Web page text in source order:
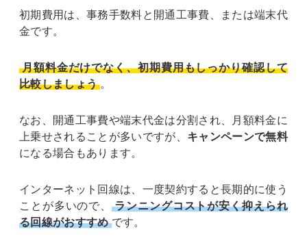
初期費用は、事務手数料と開通工事費、または端末代
金です。
月額料金だけでなく、初期費用もしっかり確認して
比較しましょう 。
なお、開通工事費や端末代金は分割され、月額料金に
上乗せされることが多いですが、 キャンペーンで無料
になる場合もあります。
インターネット回線は、一度契約すると長期的に使う
ことが多いので、 ランニングコストが安く抑えられ
る回線がおすすめ です。